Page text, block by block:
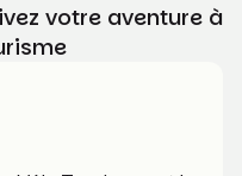
votre aventure à